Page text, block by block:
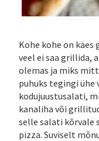
Kohe kohe on
veel ei saa grillida,
olemas ja miks
puhuks tegingi ühe
kodujuustusalati,
kanaliha või
selle salati kõrvale
pizza. Suviselt